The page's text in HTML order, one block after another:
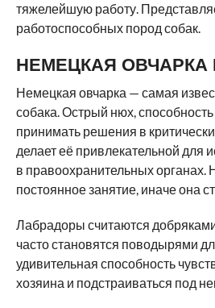
тяжелейшую работу.
работоспособных пород собак.
НЕМЕЦКАЯ ОВЧАРКА
Немецкая овчарка — самая
собака. Острый нюх,
принимать решения в
делает её привлекательной для
в правоохранительных органах.
постоянное занятие, иначе она
Лабрадоры считаются
часто становятся поводырями
удивительная способность
хозяина и подстраиваться под